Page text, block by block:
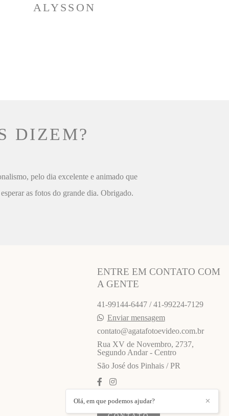
ALYSSON
DIZEM?
pelo dia excelente e animado que
as fotos do grande dia. Obrigado.
ENTRE EM CONTATO COM
A GENTE
41-99144-6447 / 41-99224-7129
Enviar mensagem
contato@agatafotoevideo.com.br
Rua XV de Novembro, 2737,
Segundo Andar - Centro
São José dos Pinhais / PR
✕
Olá, em que podemos ajudar?